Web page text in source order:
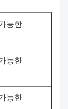
능한
능한
능한